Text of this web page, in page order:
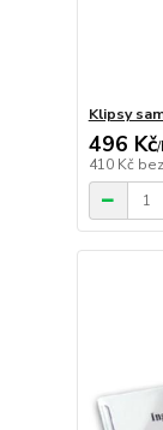
Klipsy
496 Kč/
410 Kč